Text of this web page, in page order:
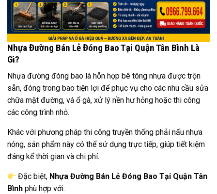
Nhựa Đường Bán Lẻ Đóng Bao Tại Quận Tân Bình Là
Gì?
Nhựa đường đóng bao là hỗn hợp bê tông nhựa được trộn
sẵn, đóng trong bao tiện lợi để phục vụ cho các nhu cầu sửa
chữa mặt đường, vá ổ gà, xử lý nền hư hỏng hoặc thi công
các công trình nhỏ.
Khác với phương pháp thi công truyền thống phải nấu nhựa
nóng, sản phẩm này có thể sử dụng trực tiếp, giúp tiết kiệm
đáng kể thời gian và chi phí.
Đặc biệt, Nhựa Đường Bán Lẻ Đóng Bao Tại Quận Tân
Bình phù hợp với: